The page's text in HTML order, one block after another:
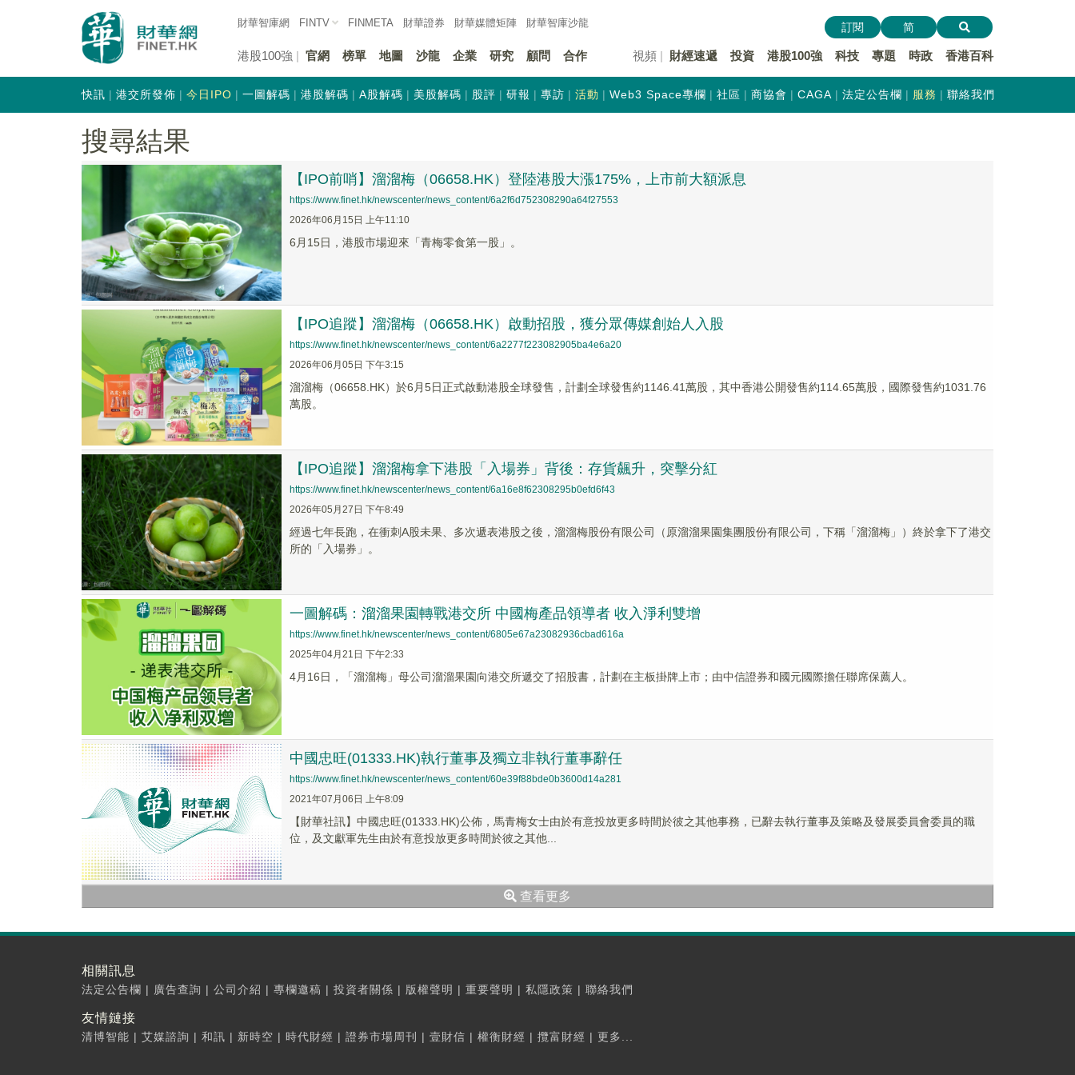
財華智庫網 FINTV FINMETA 財華證券 財華媒體矩陣 財華智庫沙龍
港股100強 官網 榜單 地圖 沙龍 企業 研究 顧問 合作 視頻 財經速遞 投資 港股100強 科技 專題 時政 香港百科
訂閱 简
快訊 港交所發佈 今日IPO 一圖解碼 港股解碼 A股解碼 美股解碼 股評 研報 專訪 活動 Web3 Space專欄 社區 商協會 CAGA 法定公告欄 服務 聯絡我們
搜尋結果
【IPO前哨】溜溜梅（06658.HK）登陸港股大漲175%，上市前大額派息
https://www.finet.hk/newscenter/news_content/6a2f6d752308290a64f27553
2026年06月15日 上午11:10
6月15日，港股市場迎來「青梅零食第一股」。
【IPO追蹤】溜溜梅（06658.HK）啟動招股，獲分眾傳媒創始人入股
https://www.finet.hk/newscenter/news_content/6a2277f223082905ba4e6a20
2026年06月05日 下午3:15
溜溜梅（06658.HK）於6月5日正式啟動港股全球發售，計劃全球發售約1146.41萬股，其中香港公開發售約114.65萬股，國際發售約1031.76
萬股。
【IPO追蹤】溜溜梅拿下港股「入場券」背後：存貨飆升，突擊分紅
https://www.finet.hk/newscenter/news_content/6a16e8f62308295b0efd6f43
2026年05月27日 下午8:49
經過七年長跑，在衝刺A股未果、多次遞表港股之後，溜溜梅股份有限公司（原溜溜果園集團股份有限公司，下稱「溜溜梅」）終於拿下了港交
所的「入場券」。
一圖解碼：溜溜果園轉戰港交所 中國梅產品領導者 收入淨利雙增
https://www.finet.hk/newscenter/news_content/6805e67a23082936cbad616a
2025年04月21日 下午2:33
4月16日，「溜溜梅」母公司溜溜果園向港交所遞交了招股書，計劃在主板掛牌上市；由中信證券和國元國際擔任聯席保薦人。
中國忠旺(01333.HK)執行董事及獨立非執行董事辭任
https://www.finet.hk/newscenter/news_content/60e39f88bde0b3600d14a281
2021年07月06日 上午8:09
【財華社訊】中國忠旺(01333.HK)公佈，馬青梅女士由於有意投放更多時間於彼之其他事務，已辭去執行董事及策略及發展委員會委員的職
位，及文獻軍先生由於有意投放更多時間於彼之其他...
查看更多
相關訊息
法定公告欄 | 廣告查詢 | 公司介紹 | 專欄邀稿 | 投資者關係 | 版權聲明 | 重要聲明 | 私隱政策 | 聯絡我們
友情鏈接
清博智能 | 艾媒諮詢 | 和訊 | 新時空 | 時代財經 | 證券市場周刊 | 壹財信 | 權衡財經 | 攬富財經 | 更多...